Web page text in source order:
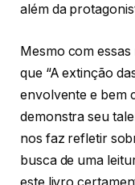
além da
Mesmo com
que “A extinção
envolvente e bem
demonstra seu
nos faz refletir
busca de uma
este livro